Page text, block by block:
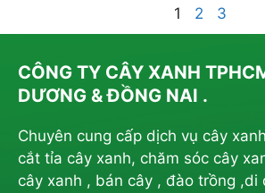
1 2 3
CÔNG TY CÂY XANH
DƯƠNG & ĐỒNG NAI .
Chuyên cung cấp dịch vụ cây
cắt tỉa cây xanh, chăm sóc cây
cây xanh , bán cây , đào trồng ,di